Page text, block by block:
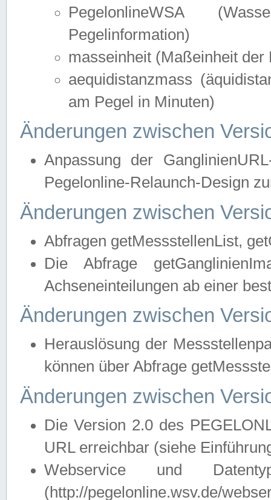
PegelonlineWSA
Pegelinformation)
masseinheit (Maßeinheit der
aequidistanzmass
am Pegel in Minuten)
Änderungen zwischen
Anpassung der
Pegelonline-Relaunch-Design
Änderungen zwischen
Abfragen getMessstellenList,
Die Abfrage
Achseneinteilungen ab einer
Änderungen zwischen
Herauslösung der
können über Abfrage
Änderungen zwischen
Die Version 2.0 des
URL erreichbar (siehe
Webservice und
(http://pegelonline.wsv.de/